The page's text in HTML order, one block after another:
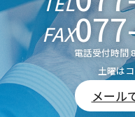
FAX
電話受付時間
土曜は
メール